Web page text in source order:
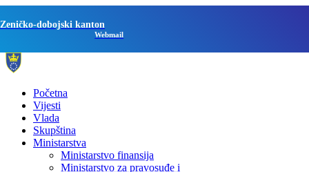
Zeničko-dobojski kanton
Webmail
Početna
Vijesti
Vlada
Skupština
Ministarstva
Ministarstvo finansija
Ministarstvo za pravosuđe i